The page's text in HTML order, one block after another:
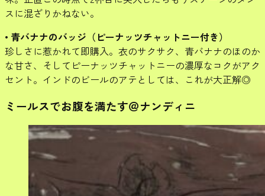
スに混ざりかねない。
• 青バナナのバッジ（ピーナッツチャットニー付き）
珍しさに惹かれて即購入。衣のサクサク、青バナナのほのか
な甘さ、そしてピーナッツチャットニーの濃厚なコクがアク
セント。インドのビールのアテとしては、これが大正解◎
ミールスでお腹を満たす＠ナンディニ